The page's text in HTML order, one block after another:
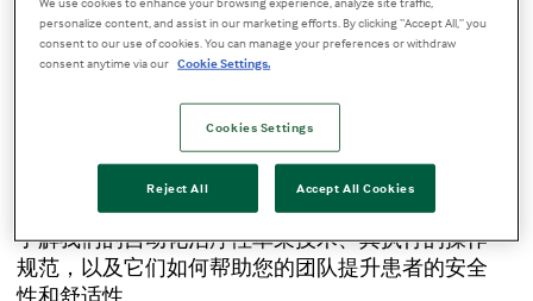
治疗性单采产品、适应症与操作规范
我们的单采平台、适应症和
操作规范
了解我们的自动化治疗性单采技术、其执行的操作
规范，以及它们如何帮助您的团队提升患者的安全
personalize content, and assist in our marketing efforts. By clicking “Accept All,” you
consent to our use of cookies. You can manage your preferences or withdraw
consent anytime via our Cookie Settings.
Cookies Settings
Reject All Accept All Cookies